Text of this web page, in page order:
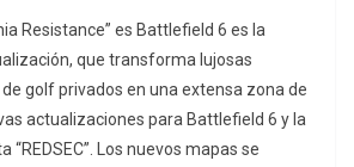
Resistance” es Battlefield 6 es la
que transforma lujosas
golf privados en una extensa zona de
actualizaciones para Battlefield 6 y la
“REDSEC”. Los nuevos mapas se